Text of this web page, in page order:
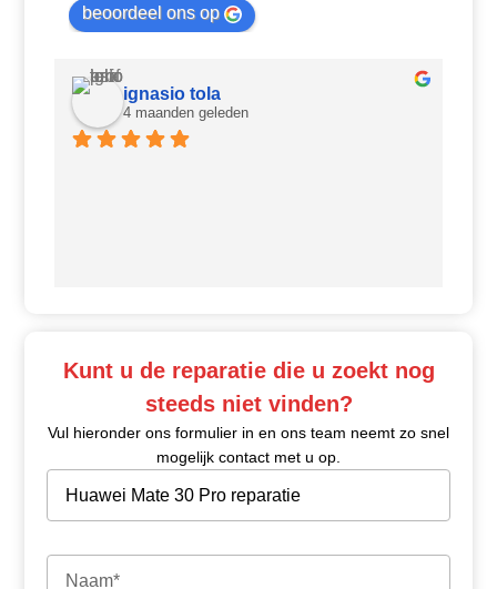
beoordeel ons op
ignasio tola
4 maanden geleden
Kunt u de reparatie die u zoekt nog
steeds niet vinden?
Vul hieronder ons formulier in en ons team neemt zo snel
mogelijk contact met u op.